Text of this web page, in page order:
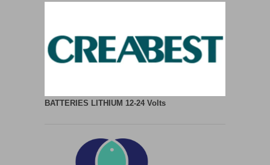
BATTERIES LITHIUM 12-24 Volts